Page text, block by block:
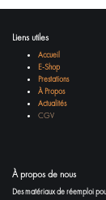
Liens utiles
Accueil
E-Shop
Prestations
À Propos
Actualités
CGV
À propos de nous
Des matériaux de réemploi